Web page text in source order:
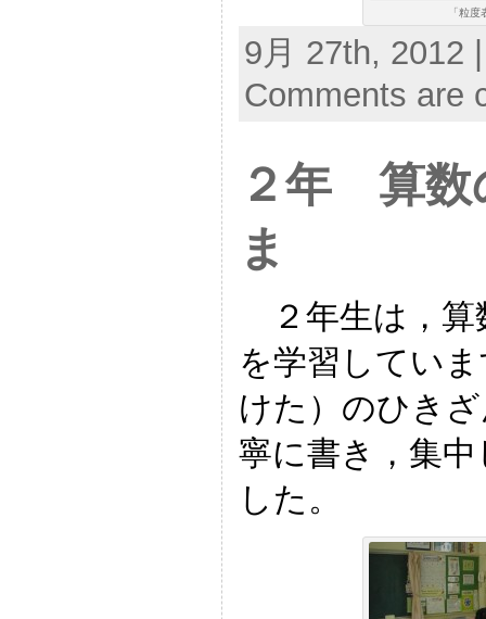
「粒
9月 27th, 2012
Comments are
２年 算数
ま
２年生は，算
を学習してい
けた）のひき
寧に書き，集
した。